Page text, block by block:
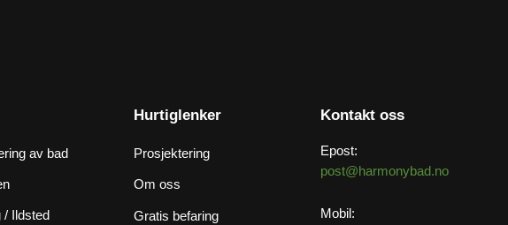
av bad
/ Ildsted
Hurtiglenker
Prosjektering
Om oss
Gratis befaring
Kontakt oss
Epost:
post@harmonybad.no
Mobil: